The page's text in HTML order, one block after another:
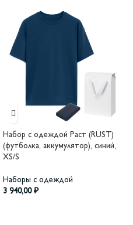
Набор с одеждой Раст (RUST)
(футболка, аккумулятор), синий,
XS/S
Наборы с одеждой
3 940,00 ₽